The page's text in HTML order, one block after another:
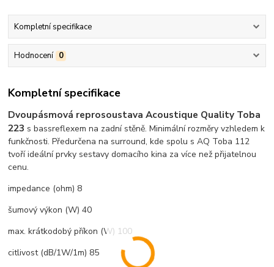
Kompletní specifikace
Hodnocení 0
Kompletní specifikace
Dvoupásmová reprosoustava Acoustique Quality Toba
223 s bassreflexem na zadní stěně. Minimální rozměry vzhledem k
funkčnosti. Předurčena na surround, kde spolu s AQ Toba 112
tvoří ideální prvky sestavy domacího kina za více než přijatelnou
cenu.
impedance (ohm) 8
šumový výkon (W) 40
max. krátkodobý příkon (W) 100
citlivost (dB/1W/1m) 85